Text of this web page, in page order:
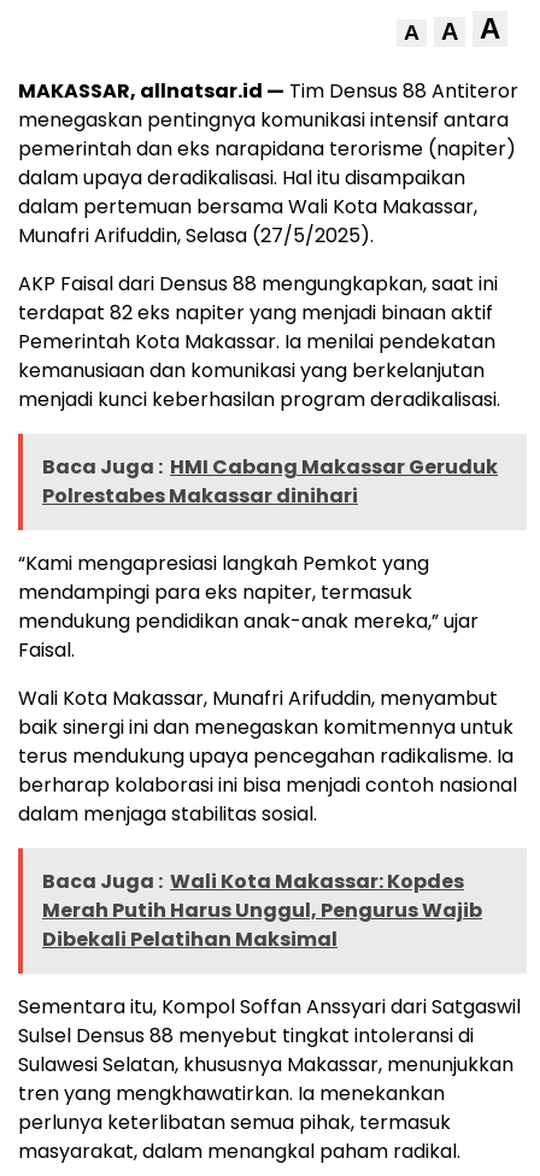
A A A
MAKASSAR, allnatsar.id — Tim Densus 88 Antiteror
menegaskan pentingnya komunikasi intensif antara
pemerintah dan eks narapidana terorisme (napiter)
dalam upaya deradikalisasi. Hal itu disampaikan
dalam pertemuan bersama Wali Kota Makassar,
Munafri Arifuddin, Selasa (27/5/2025).
AKP Faisal dari Densus 88 mengungkapkan, saat ini
terdapat 82 eks napiter yang menjadi binaan aktif
Pemerintah Kota Makassar. Ia menilai pendekatan
kemanusiaan dan komunikasi yang berkelanjutan
menjadi kunci keberhasilan program deradikalisasi.
Baca Juga : HMI Cabang Makassar Geruduk
Polrestabes Makassar dinihari
“Kami mengapresiasi langkah Pemkot yang
mendampingi para eks napiter, termasuk
mendukung pendidikan anak-anak mereka,” ujar
Faisal.
Wali Kota Makassar, Munafri Arifuddin, menyambut
baik sinergi ini dan menegaskan komitmennya untuk
terus mendukung upaya pencegahan radikalisme. Ia
berharap kolaborasi ini bisa menjadi contoh nasional
dalam menjaga stabilitas sosial.
Baca Juga : Wali Kota Makassar: Kopdes
Merah Putih Harus Unggul, Pengurus Wajib
Dibekali Pelatihan Maksimal
Sementara itu, Kompol Soffan Anssyari dari Satgaswil
Sulsel Densus 88 menyebut tingkat intoleransi di
Sulawesi Selatan, khususnya Makassar, menunjukkan
tren yang mengkhawatirkan. Ia menekankan
perlunya keterlibatan semua pihak, termasuk
masyarakat, dalam menangkal paham radikal.